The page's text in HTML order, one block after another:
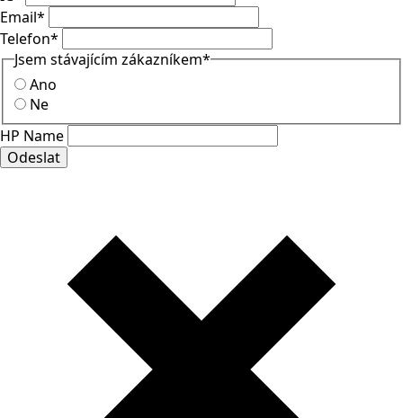
Email*
Telefon*
Jsem stávajícím zákazníkem*
Ano
Ne
HP Name
Odeslat